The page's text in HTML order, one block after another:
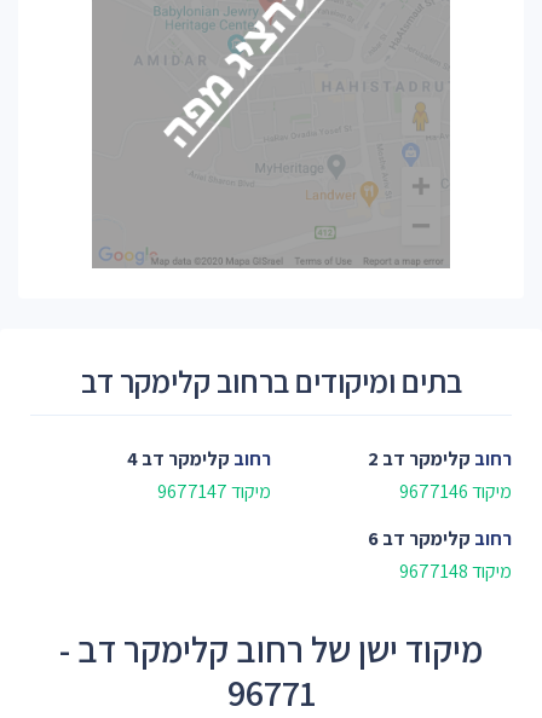
בתים ומיקודים ברחוב קלימקר דב
רחוב קלימקר דב 2
מיקוד 9677146
רחוב קלימקר דב 4
מיקוד 9677147
רחוב קלימקר דב 6
מיקוד 9677148
מיקוד ישן של רחוב קלימקר דב -
96771